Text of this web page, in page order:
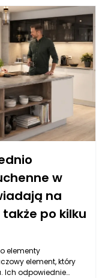
ma za zadanie
budżet i śledzić już
skuteczne zmiany.
oraz
negocjowanie
przyczynia się do
w
na
po kilku
elementy
element, który
Ich odpowiednie